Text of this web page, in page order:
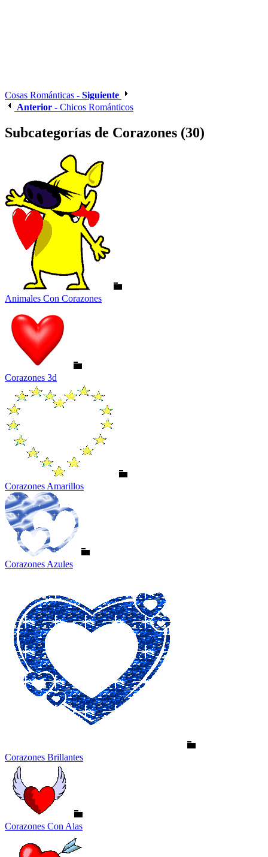
Cosas Románticas - Siguiente
Anterior - Chicos Románticos
Subcategorías de Corazones (30)
Animales Con Corazones
Corazones 3d
Corazones Amarillos
Corazones Azules
Corazones Brillantes
Corazones Con Alas